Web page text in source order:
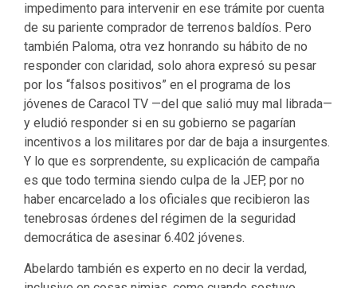
impedimento para intervenir en ese trámite por cuenta
de su pariente comprador de terrenos baldíos. Pero
también Paloma, otra vez honrando su hábito de no
responder con claridad, solo ahora expresó su pesar
por los “falsos positivos” en el programa de los
jóvenes de Caracol TV —del que salió muy mal librada—
y eludió responder si en su gobierno se pagarían
incentivos a los militares por dar de baja a insurgentes.
Y lo que es sorprendente, su explicación de campaña
es que todo termina siendo culpa de la JEP, por no
haber encarcelado a los oficiales que recibieron las
tenebrosas órdenes del régimen de la seguridad
democrática de asesinar 6.402 jóvenes.
Abelardo también es experto en no decir la verdad,